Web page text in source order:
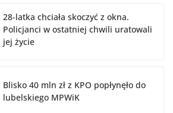
28-latka chciała skoczyć z okna.
Policjanci w ostatniej chwili uratowali
jej życie
Blisko 40 mln zł z KPO popłynęło do
lubelskiego MPWiK